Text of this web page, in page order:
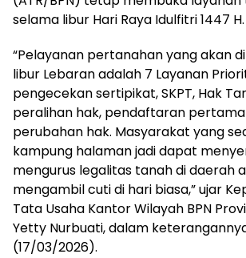
selama libur Hari Raya Idulfitri 1447 H.
“Pelayanan pertanahan yang akan
libur Lebaran adalah 7 Layanan
pengecekan sertipikat, SKPT, Hak
peralihan hak, pendaftaran pertama
perubahan hak. Masyarakat yang
kampung halaman jadi dapat
mengurus legalitas tanah di daerah
mengambil cuti di hari biasa,” ujar
Tata Usaha Kantor Wilayah BPN
Yetty Nurbuati, dalam
(17/03/2026).